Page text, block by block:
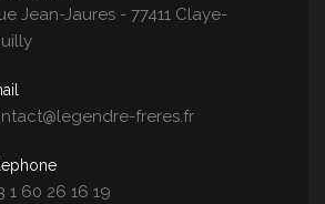
Jean-Jaures - 77411 Claye-
freres.fr
1 60 26 16 19